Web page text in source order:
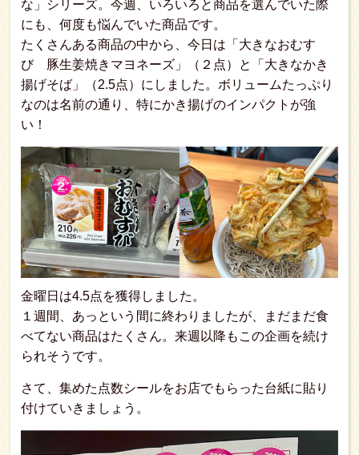
な」シリーズ。今週、いろいろと商品を選んでいた際
にも、何度も悩んでいた商品です。
たくさんある商品の中から、今日は「大きなおむす
び 豚生姜焼きマヨネーズ」（２点）と「大きなかき
揚げそば」（2.5点）にしました。ボリュームたっぷり
なのは名前の通り、特にかき揚げのインパクトが強
い！
金曜日は4.5点を獲得しました。
１週間、あっという間に終わりましたが、まだまだ食
べてない商品はたくさん。来週以降もこの企画を続け
られそうです。
さて、集めた点数シールをお店でもらった台紙に貼り
付けていきましょう。